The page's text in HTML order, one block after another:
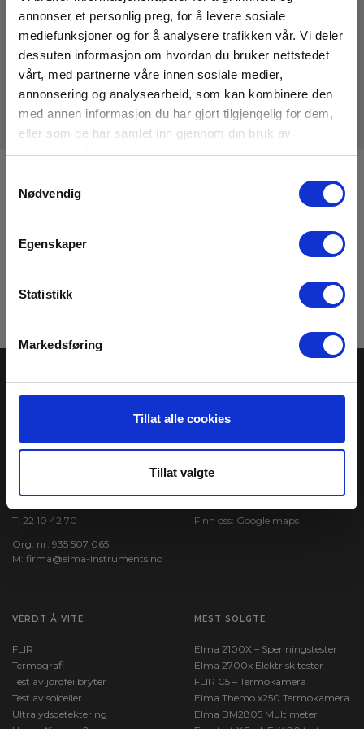
annonser et personlig preg, for å levere sosiale
mediefunksjoner og for å analysere trafikken vår. Vi deler
dessuten informasjon om hvordan du bruker nettstedet
vårt, med partnerne våre innen sosiale medier,
annonsering og analysearbeid, som kan kombinere den
med annen informasjon du har gjort tilgjengelig for dem,
eller som de har samlet inn gjennom din bruk av
tjenestene deres.
Nødvendig
Egenskaper
Statistikk
Markedsføring
Tillat alle cookies
Tillat valgte
Registrere deg for nyhetsbrev!
Hold deg oppdatert og få de gode tilbudene på mail
. Du kan når som helst avslutte
ELMA INSTRUMENTS AS
N-0977 Oslo
T: 22 10 42 70
Org. nr. 935 507 065
M: firma@elma-instruments.no​
Man - Fre: kl. 8-16
Finn oss: Google maps
VERDT Å VITE
FLIR
Termografi
Test av jordfeilbryter
Test av solceller
Ultralydsdetektering
MEST SOLGTE
Elma 2100X – Spenningstester
Elma 2700x Elektrisk tester
FLIR C5 – Termokamera
Elma Themo x250 Termokamera
Elma BM2805 Multimeter